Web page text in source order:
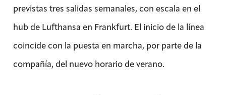
previstas tres salidas semanales, con escala en el
hub de Lufthansa en Frankfurt. El inicio de la línea
coincide con la puesta en marcha, por parte de la
compañía, del nuevo horario de verano.